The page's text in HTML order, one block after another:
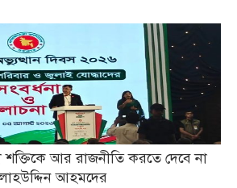
আর রাজনীতি করতে দেবে না
আহমদের